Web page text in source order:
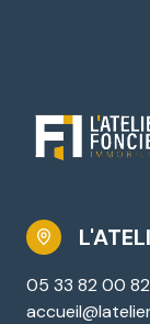
05 33 82 00 82